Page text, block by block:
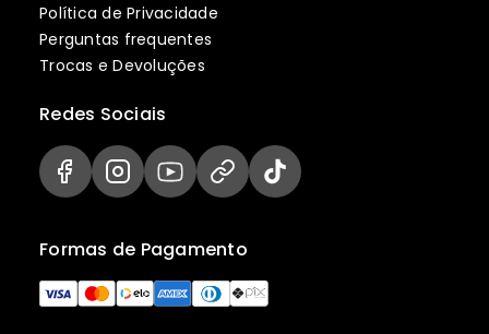
Política de Privacidade
Perguntas frequentes
Trocas e Devoluções
Formas de Pagamento
Redes Sociais